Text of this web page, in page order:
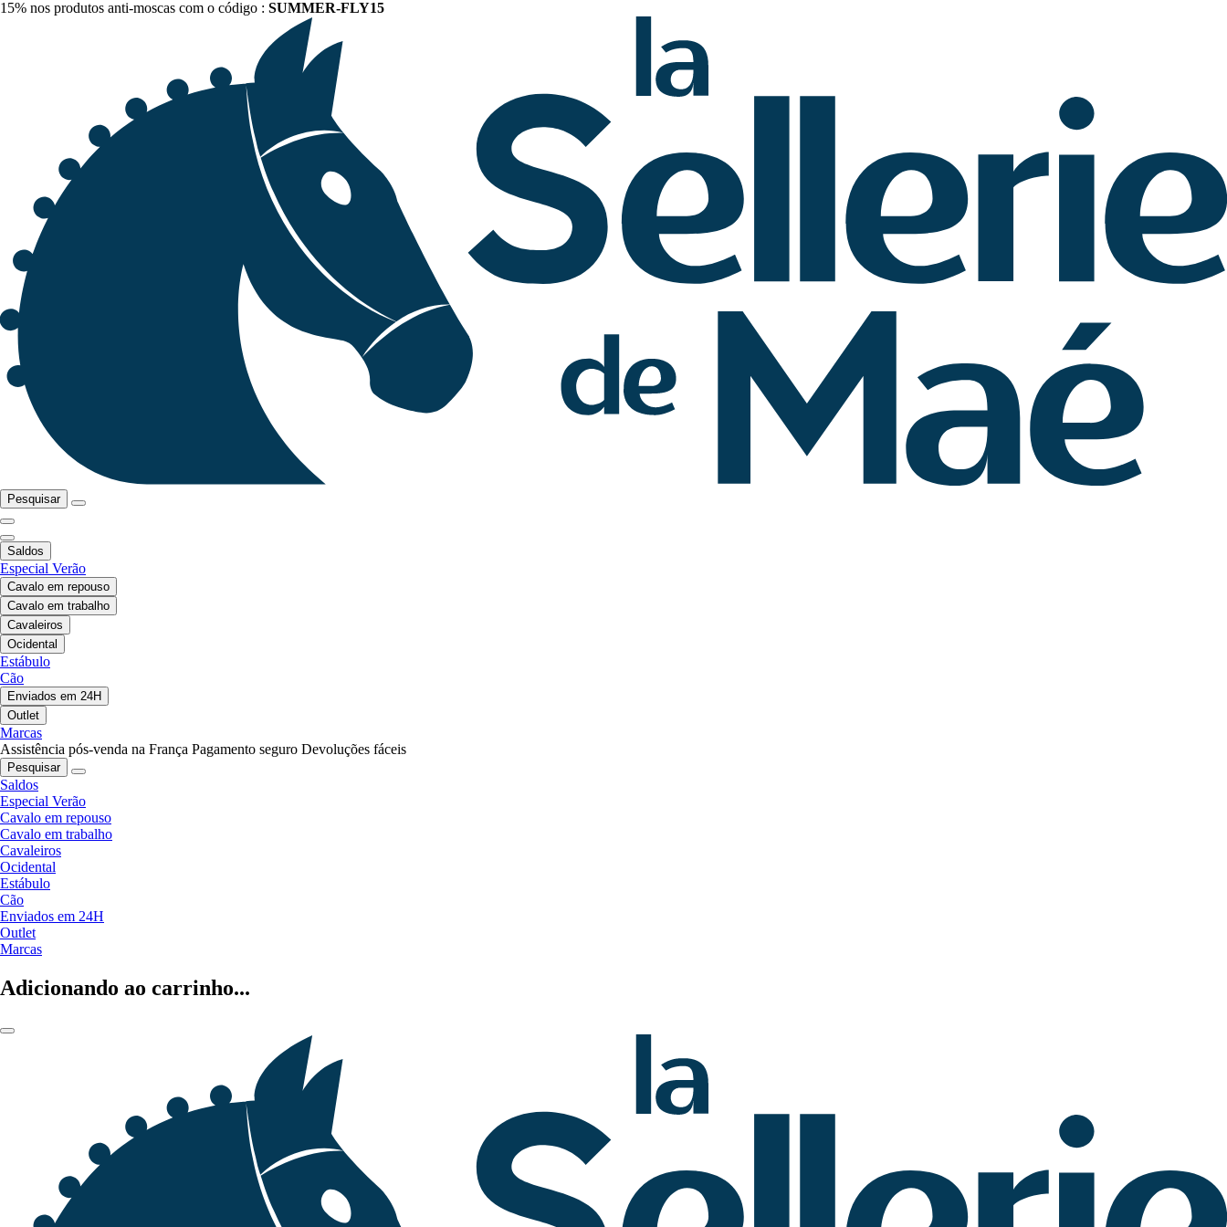
15% nos produtos anti-moscas com o código : SUMMER-FLY15
Pesquisar
Saldos
Especial Verão
Cavalo em repouso
Cavalo em trabalho
Cavaleiros
Ocidental
Estábulo
Cão
Enviados em 24H
Outlet
Marcas
Assistência pós-venda na França Pagamento seguro Devoluções fáceis
Pesquisar
Saldos
Especial Verão
Cavalo em repouso
Cavalo em trabalho
Cavaleiros
Ocidental
Estábulo
Cão
Enviados em 24H
Outlet
Marcas
Adicionando ao carrinho...